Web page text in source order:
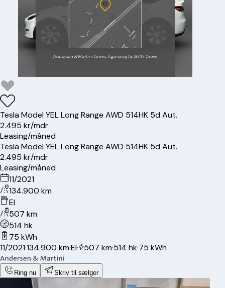
TeslaModel YEL Long Range AWD 514HK 5d Aut.
2.495 kr/mdr
Leasing/måned
TeslaModel YEL Long Range AWD 514HK 5d Aut.
2.495 kr/mdr
Leasing/måned
11/2021
134.900 km
El
507 km
514 hk
75 kWh
11/2021·134.900 km·El· 507 km·514 hk·75 kWh
Ring nu Skriv til sælger